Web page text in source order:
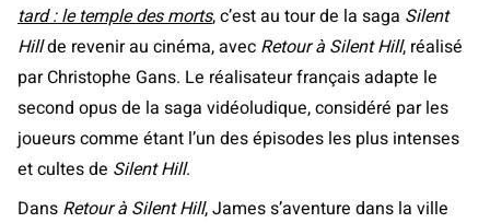
tard : le temple des morts, c’est au tour de la saga Silent
Hillde revenir au cinéma, avec Retour à Silent Hill, réalisé
par Christophe Gans. Le réalisateur français adapte le
second opus de la saga vidéoludique, considéré par les
joueurs comme étant l’un des épisodes les plus intenses
et cultes de Silent Hill.
Dans Retour à Silent Hill, James s’aventure dans la ville